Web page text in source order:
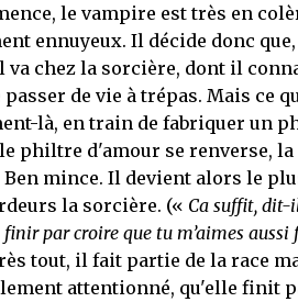
le vampire est très en
ennuyeux. Il décide donc
va chez la sorcière, dont il
de vie à trépas. Mais ce
là, en train de fabriquer un
philtre d'amour se renverse,
mince. Il devient alors le
la sorcière. (« Ca suffit, dit-
par croire que tu m’aimes aussi
tout, il fait partie de la race
attentionné, qu'elle finit